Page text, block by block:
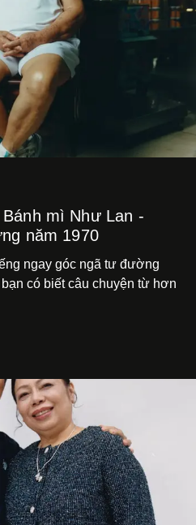
mì Như Lan -
năm 1970
ngay góc ngã tư đường
có biết câu chuyện từ hơn